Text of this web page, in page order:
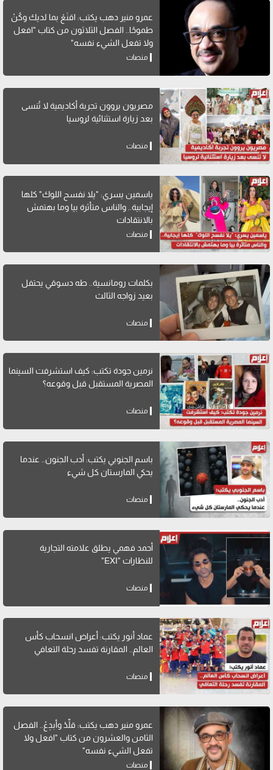
عمرو منير دهب يكتب: اقنَعْ بما لديك وكُنْ
طموحًا.. الفصل الثلاثون من كتاب "افعل
ولا تفعل الشيء نفسه"
منصات
مصريون يروون تجربة أكاديمية لا تُنسى
بعد زيارة استثنائية لروسيا
منصات
ياسمين يسري: "يلا نفسح اللوك" كلها
إيجابية.. والناس متأثرة بيا وما بهتمش
بالانتقادات
منصات
بكلمات رومانسية.. طه دسوقي يحتفل
بعيد زواجه الثالث
منصات
نرمين جودة تكتب: كيف استشرفت السينما
المصرية المستقبل قبل وقوعه؟
منصات
باسم الجنوبي يكتب: أدب الجنون.. عندما
يحكي المارستان كل شيء
منصات
أحمد فهمي يطلق علامته التجارية
للنظارات "EXI"
منصات
عماد أنور يكتب: أعراض انسحاب كأس
العالم.. المقارنة تفسد رحلة التعافي
منصات
عمرو منير دهب يكتب: قلِّدْ وأبدِعْ.. الفصل
الثامن والعشرون من كتاب "افعل ولا
تفعل الشيء نفسه"
منصات